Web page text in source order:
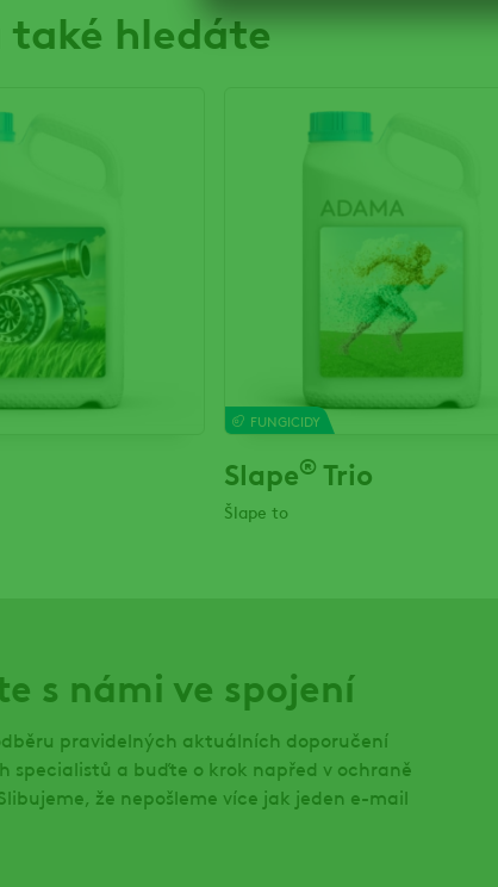
také hledáte
FUNGICIDY
Slape® Trio
Šlape to
s námi ve spojení
pravidelných aktuálních doporučení
specialistů a buďte o krok napřed v ochraně
že nepošleme více jak jeden e-mail